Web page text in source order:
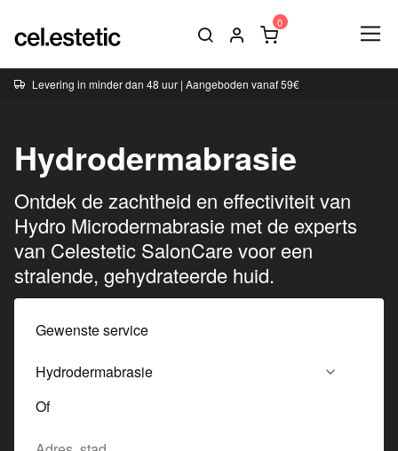
Levering in minder dan 48 uur | Aangeboden vanaf 59€
Hydrodermabrasie
Ontdek de zachtheid en effectiviteit van
Hydro Microdermabrasie met de experts
van Celestetic SalonCare voor een
stralende, gehydrateerde huid.
Gewenste service
Of